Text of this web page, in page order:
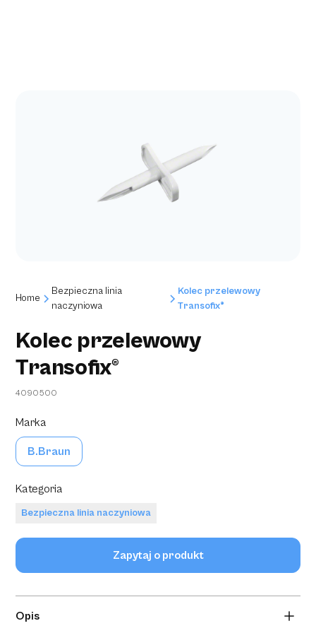
Home
Bezpieczna linia
naczyniowa
Kolec przelewowy
Transofix®
Kolec przelewowy
Transofix®
4090500
Marka
B.Braun
Kategoria
Bezpieczna linia naczyniowa
Zapytaj o produkt
Opis